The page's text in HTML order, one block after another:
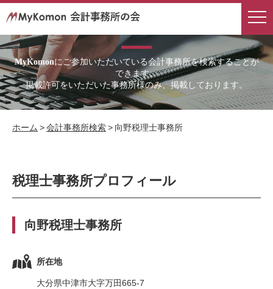
MyKomonにご参加いただいている会計事務所を検索することが
できます。
掲載許可をいただいた事務所様のみ、掲載しております。
ホーム >会計事務所検索> 向野税理士事務所
税理士事務所プロフィール
向野税理士事務所
所在地
大分県中津市大字万田665-7